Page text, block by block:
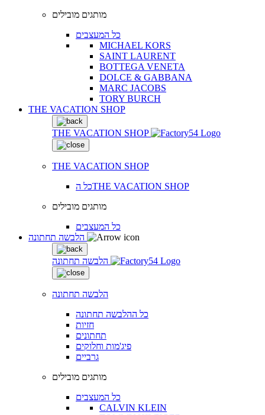
מותגים מובילים
כל המעצבים
MICHAEL KORS
SAINT LAURENT
BOTTEGA VENETA
DOLCE & GABBANA
MARC JACOBS
TORY BURCH
THE VACATION SHOP
THE VACATION SHOP
THE VACATION SHOP
כל הTHE VACATION SHOP
מותגים מובילים
כל המעצבים
הלבשה תחתונה
הלבשה תחתונה
כל ההלבשה תחתונה
חזיות
תחתונים
פיג'מות וחלוקים
גרביים
מותגים מובילים
כל המעצבים
CALVIN KLEIN